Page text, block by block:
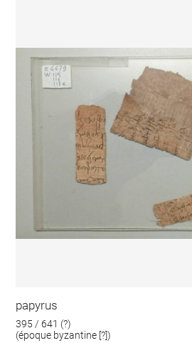
papyrus
395 / 641 (?)
(époque byzantine [?])